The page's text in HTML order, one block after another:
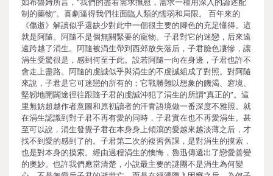
制的藥物”。喜劇逼得我們往面臨人類的懦弱和局限。 百年來的
《傷逝》解讀似乎還缺少對此中一個很主要的腳色的充足懂得。這
就是阿隨。阿隨不是個無關緊要的寵物。子君對它的迷戀，后來遠
遠跨越了涓生。阿隨被涓生帶到西郊放失落后，子君臉色凄慘，讓
涓生受驚很是，感到何至于此。設若阿隨一向在身邊，子君也許不
會走上盡路。阿隨的虔誠似乎與涓生的不虔誠組成了對照。對阿隨
來說，子君是它可迷戀的所有的；它戰勝難以想象的饑渴、窘境、
堅韌地開闢途徑往跟隨子君的虔誠沖犯了涓生的所謂“真正的”。這
里無妨超越作者意圖和原初讀者的汗青語境做一番深度不雅照。就
在涓生認識到對子君不再有愛的同時，子君實在也不再愛涓生。甚
至可以說，涓生發覺子君在本身身上傾瀉的愛越來越淡薄之后，才
找不到愛的感到了的。子君第二次的複習舊課，是對涓生的摸索，
也是對本身的摸索。經由過程涓生的懊悔，魯迅傳遞出了戀愛善變
的奧妙。也許我們應當清楚，小說最主要的謎團不是涓生為何變